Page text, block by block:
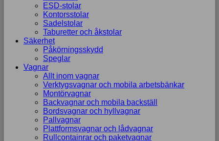
ESD-stolar
Kontorsstolar
Sadelstolar
Taburetter och åkstolar
Säkerhet
Påkörningsskydd
Speglar
Vagnar
Allt inom vagnar
Verktygsvagnar och mobila arbetsbänkar
Montörvagnar
Backvagnar och mobila backställ
Bordsvagnar och hyllvagnar
Pallvagnar
Plattformsvagnar och lådvagnar
Rullcontainrar och paketvagnar